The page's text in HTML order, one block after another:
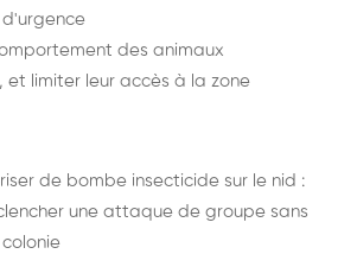
des animaux
et limiter leur accès à la zone
de bombe insecticide sur le nid :
une attaque de groupe sans